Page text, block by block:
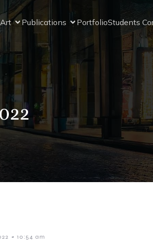
Art Publications PortfolioStudents
- 10:54 am